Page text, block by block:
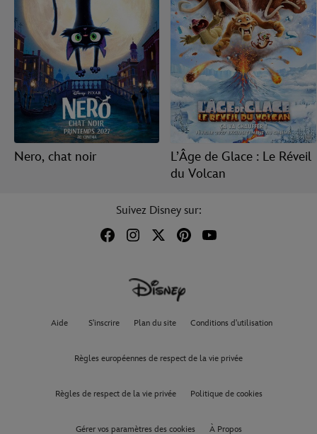
Nero, chat noir
L’Âge de Glace : Le Réveil
du Volcan
Suivez Disney sur:
Aide S'inscrire Plan du site Conditions d'utilisation
Règles européennes de respect de la vie privée
Règles de respect de la vie privée Politique de cookies
Gérer vos paramètres des cookies À Propos